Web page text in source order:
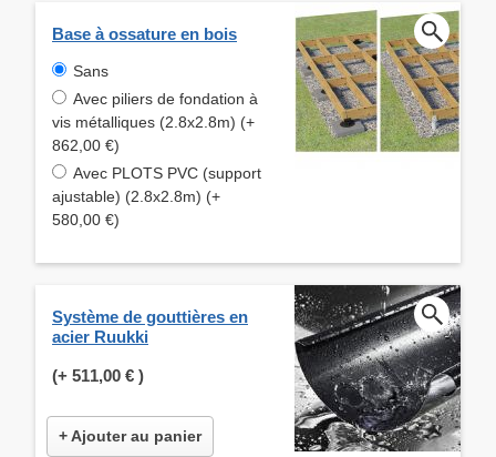
Base à ossature en bois
Sans
Avec piliers de fondation à
vis métalliques (2.8x2.8m) (+
862,00 €)
Avec PLOTS PVC (support
ajustable) (2.8x2.8m) (+
580,00 €)
Système de gouttières en
acier Ruukki
(+ 511,00 € )
+ Ajouter au panier